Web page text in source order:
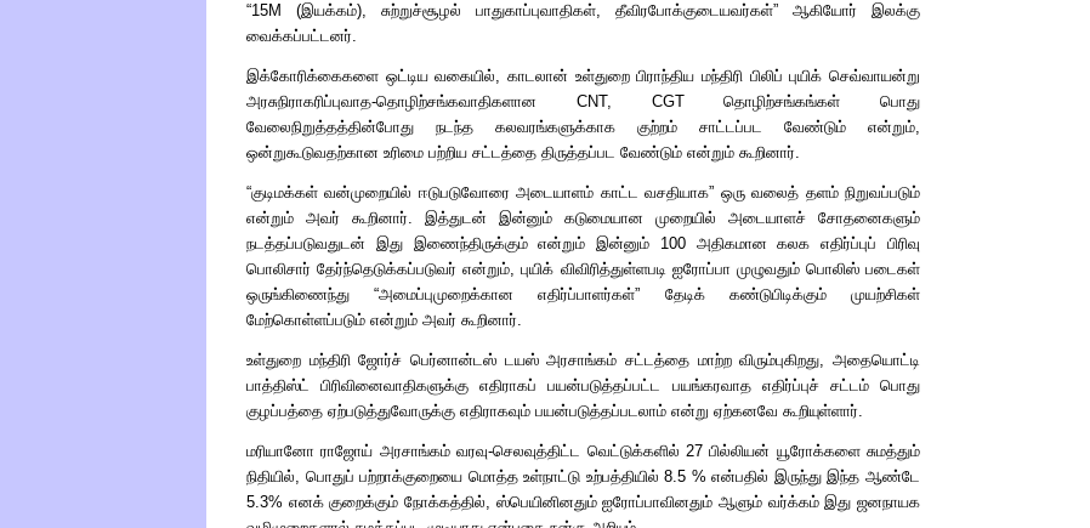
“15M (இயக்கம்), சுற்றுச்சூழல் பாதுகாப்புவாதிகள், தீவிரபோக்குடையவர்கள்” ஆகியோர் இலக்கு
வைக்கப்பட்டனர்.
இக்கோரிக்கைகளை ஒட்டிய வகையில், காடலான் உள்துறை பிராந்திய மந்திரி பிலிப் புயிக் செவ்வாயன்று
அரசுநிராகரிப்புவாத-தொழிற்சங்கவாதிகளான CNT, CGTதொழிற்சங்கங்கள் பொது
வேலைநிறுத்தத்தின்போது நடந்த கலவரங்களுக்காக குற்றம் சாட்டப்பட வேண்டும் என்றும்,
ஒன்றுகூடுவதற்கான உரிமை பற்றிய சட்டத்தை திருத்தப்பட வேண்டும் என்றும் கூறினார்.
“குடிமக்கள் வன்முறையில் ஈடுபடுவோரை அடையாளம் காட்ட வசதியாக” ஒரு வலைத் தளம் நிறுவப்படும்
என்றும் அவர் கூறினார். இத்துடன் இன்னும் கடுமையான முறையில் அடையாளச் சோதனைகளும்
நடத்தப்படுவதுடன் இது இணைந்திருக்கும் என்றும் இன்னும் 100 அதிகமான கலக எதிர்ப்புப் பிரிவு
பொலிசார் தேர்ந்தெடுக்கப்படுவர் என்றும், புயிக் விவிரித்துள்ளபடி ஐரோப்பா முழுவதும் பொலிஸ் படைகள்
ஒருங்கிணைந்து“அமைப்புமுறைக்கான எதிர்ப்பாளர்கள்” தேடிக் கண்டுபிடிக்கும் முயற்சிகள்
மேற்கொள்ளப்படும் என்றும் அவர் கூறினார்.
உள்துறை மந்திரி ஜோர்ச் பெர்னான்டஸ் டயஸ் அரசாங்கம் சட்டத்தை மாற்ற விரும்புகிறது, அதையொட்டி
பாத்திஸ்ட் பிரிவினைவாதிகளுக்கு எதிராகப் பயன்படுத்தப்பட்ட பயங்கரவாத எதிர்ப்புச் சட்டம் பொது
குழப்பத்தை ஏற்படுத்துவோருக்கு எதிராகவும் பயன்படுத்தப்படலாம் என்று ஏற்கனவே கூறியுள்ளார்.
மரியானோ ராஜோய் அரசாங்கம் வரவு-செலவுத்திட்ட வெட்டுக்களில் 27 பில்லியன் யூரோக்களை சுமத்தும்
நிதியில், பொதுப் பற்றாக்குறையை மொத்த உள்நாட்டு உற்பத்தியில் 8.5 % என்பதில் இருந்து இந்த ஆண்டே
5.3% எனக் குறைக்கும் நோக்கத்தில், ஸ்பெயினினதும் ஐரோப்பாவினதும் ஆளும் வர்க்கம் இது ஜனநாயக